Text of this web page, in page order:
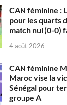
CAN féminine :
pour les quarts
match nul (0-0)
4 août 2026
CAN féminine
Maroc vise la
Sénégal pour
groupe A